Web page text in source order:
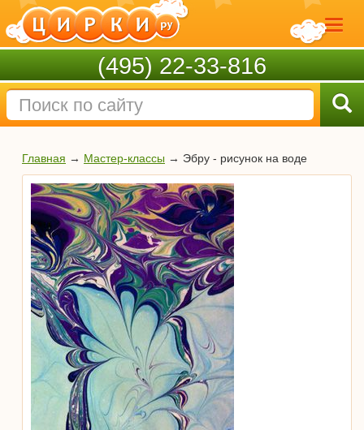
(495) 22-33-816
Главная → Мастер-классы → Эбру - рисунок на воде